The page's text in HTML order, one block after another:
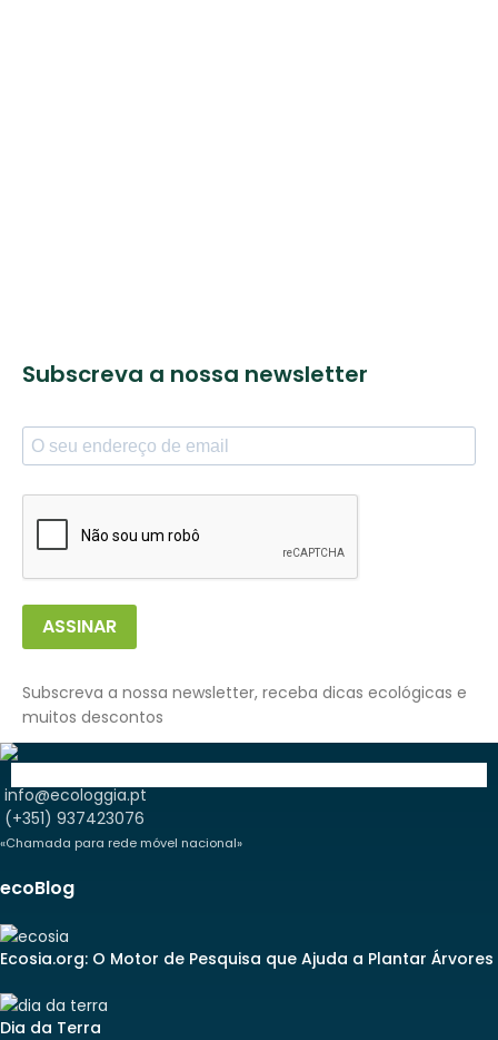
Subscreva a nossa newsletter
ASSINAR
Subscreva a nossa newsletter, receba dicas ecológicas e
muitos descontos
info@ecologgia.pt
(+351) 937423076
«Chamada para rede móvel nacional»
ecoBlog
Ecosia.org: O Motor de Pesquisa que Ajuda a Plantar Árvores
Dia da Terra